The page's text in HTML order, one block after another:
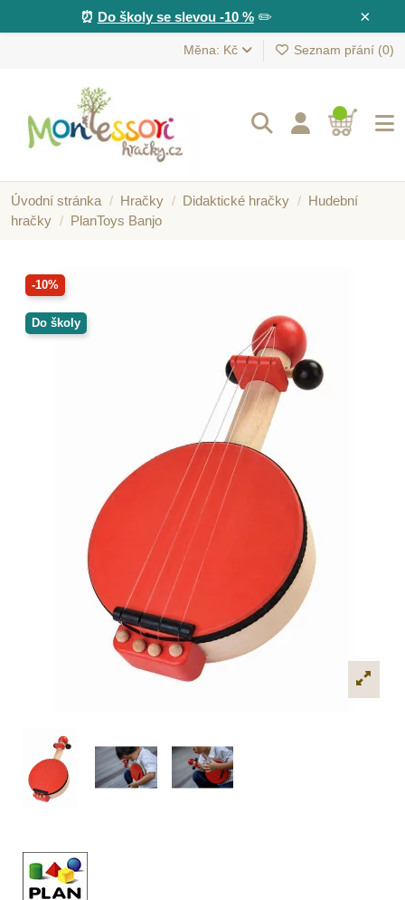
×
⏰ Do školy se slevou -10 %✏️
Měna: Kč Seznam přání (0)
Úvodní stránka Hračky Didaktické hračky
Hudební
hračky
PlanToys Banjo
-10%
Do školy